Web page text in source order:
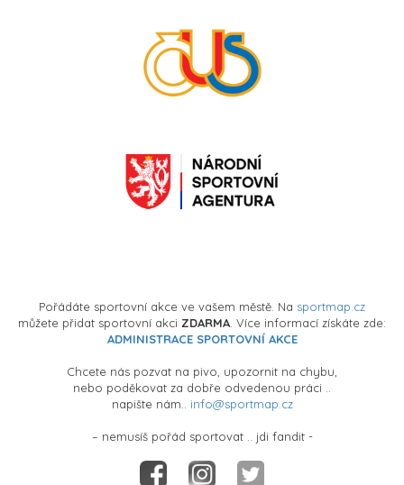
Pořádáte sportovní akce ve vašem městě. Na sportmap.cz
můžete přidat sportovní akci ZDARMA . Více informací získáte zde:
ADMINISTRACE SPORTOVNÍ AKCE
Chcete nás pozvat na pivo, upozornit na chybu,
nebo poděkovat za dobře odvedenou práci ..
napište nám.. info@sportmap.cz
– nemusíš pořád sportovat .. jdi fandit -